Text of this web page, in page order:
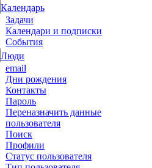
Календарь
Задачи
Календари и подписки
События
Люди
email
Дни рождения
Контакты
Пароль
Переназначить данные
пользователя
Поиск
Профили
Статус пользователя